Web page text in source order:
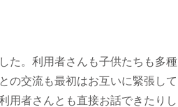
た。利用者さんも子供たちも多種
の交流も最初はお互いに緊張して
用者さんとも直接お話できたりし